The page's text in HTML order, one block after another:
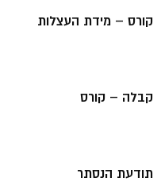
קורס – מידת העצלות
קבלה – קורס
תודעת הנסתר